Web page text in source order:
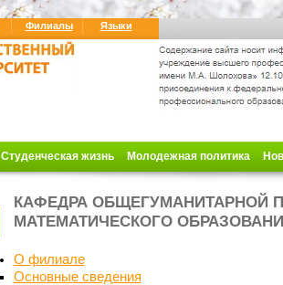
Филиалы Языки
Студенческая жизнь Молодежная политика
КАФЕДРА ОБЩЕГУМАНИТАРНОЙ
МАТЕМАТИЧЕСКОГО
О филиале
Основные сведения